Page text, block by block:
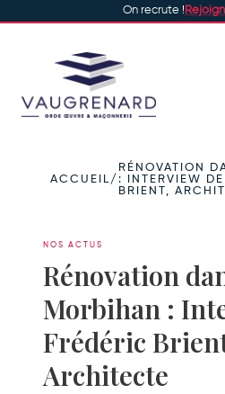
On recrute !
ACCUEIL/
RÉNOVATION
: INTERVIEW DE
BRIENT,
NOS ACTUS
Rénovation
Morbihan :
Frédéric
Architecte